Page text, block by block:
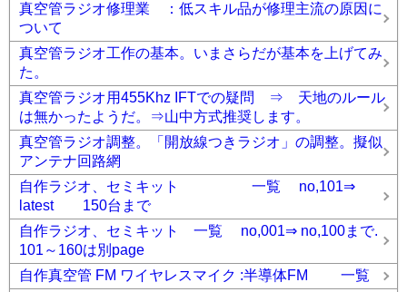
真空管ラジオ修理業 ：低スキル品が修理主流の原因に
ついて
真空管ラジオ工作の基本。いまさらだが基本を上げてみ
た。
真空管ラジオ用455Khz IFTでの疑問 ⇒ 天地のルール
は無かったようだ。⇒山中方式推奨します。
真空管ラジオ調整。「開放線つきラジオ」の調整。擬似
アンテナ回路網
自作ラジオ、セミキット 一覧 no,101⇒
latest 150台まで
自作ラジオ、セミキット 一覧 no,001⇒ no,100まで.
101～160は別page
自作真空管 FM ワイヤレスマイク :半導体FM 一覧